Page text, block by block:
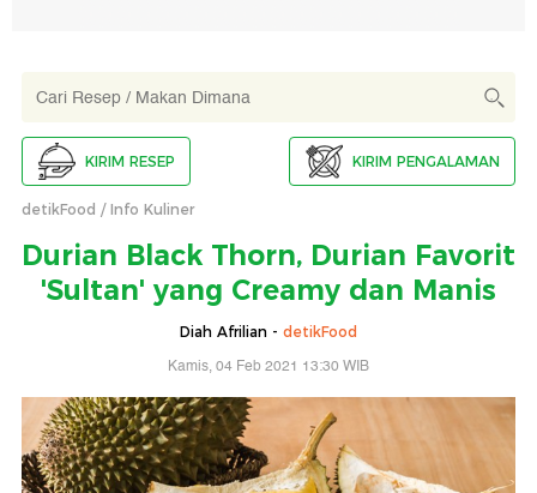
KIRIM RESEP KIRIM PENGALAMAN
detikFood Info Kuliner
Durian Black Thorn, Durian Favorit
'Sultan' yang Creamy dan Manis
Diah Afrilian - detikFood
Kamis, 04 Feb 2021 13:30 WIB